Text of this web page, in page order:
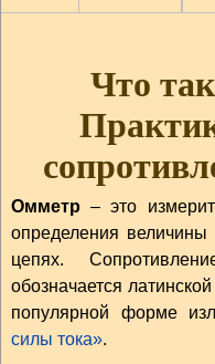
Что
Омметр– это
определения величины
цепях.
обозначается
популярной форме
силы тока».